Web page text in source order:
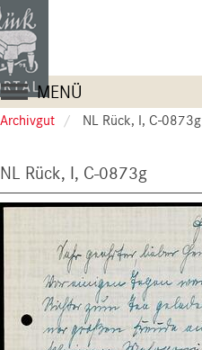
Skip
to
main
content
Main
navigation
MENÜ
Archivgut NL Rück, I, C-0873g
NL Rück, I, C-0873g